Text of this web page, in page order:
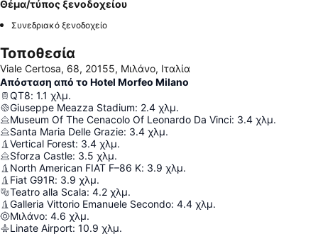
Θέμα/τύπος ξενοδοχείου
Συνεδριακό ξενοδοχείο
Τοποθεσία
Viale Certosa, 68, 20155, Μιλάνο, Ιταλία
Απόσταση από το Hotel Morfeo Milano
QT8: 1.1 χλμ.
Giuseppe Meazza Stadium: 2.4 χλμ.
Museum Of The Cenacolo Of Leonardo Da Vinci: 3.4 χλμ.
Santa Maria Delle Grazie: 3.4 χλμ.
Vertical Forest: 3.4 χλμ.
Sforza Castle: 3.5 χλμ.
North American FIAT F–86 K: 3.9 χλμ.
Fiat G91R: 3.9 χλμ.
Teatro alla Scala: 4.2 χλμ.
Galleria Vittorio Emanuele Secondo: 4.4 χλμ.
Μιλάνο: 4.6 χλμ.
Linate Airport: 10.9 χλμ.